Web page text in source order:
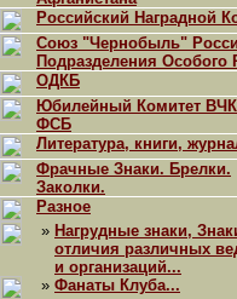
Российский Наградной
Союз "Чернобыль"
Подразделения Особого
ОДКБ
Юбилейный Комитет
ФСБ
Литература, книги,
Фрачные Знаки. Брелки.
Заколки.
Разное
» Нагрудные знаки,
отличия различных
и организаций...
» Фанаты Клуба...